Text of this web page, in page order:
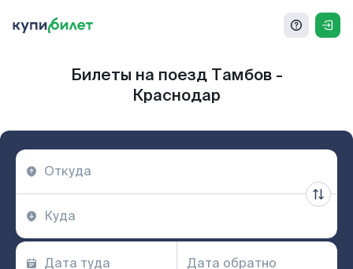
Билеты на поезд Тамбов -
Краснодар